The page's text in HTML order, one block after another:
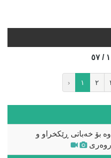
‹ ١ ٢
بۆ خەباتی ڕێکخراو و